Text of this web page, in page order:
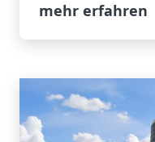
mehr erfahren